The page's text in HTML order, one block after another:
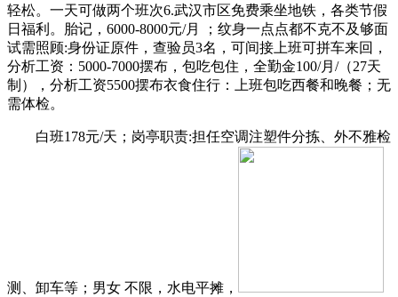
轻松。一天可做两个班次6.武汉市区免费乘坐地铁，各类节假
日福利。胎记，6000-8000元/月 ；纹身一点点都不克不及够面
试需照顾:身份证原件，查验员3名，可间接上班可拼车来回，
分析工资：5000-7000摆布，包吃包住，全勤金100/月/（27天
制），分析工资5500摆布衣食住行：上班包吃西餐和晚餐；无
需体检。
白班178元/天；岗亭职责:担任空调注塑件分拣、外不雅检
测、卸车等；男女 不限，水电平摊，